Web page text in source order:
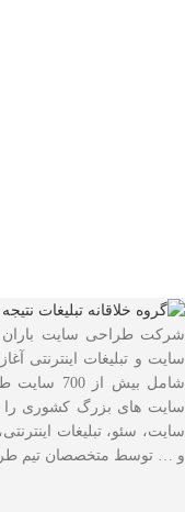
سایت و تبلیغات اینترنتی
شامل بیش
سایت های بزرگ کشوری را
سایت، سئو، تبلیغات
و … توسط متخصصان تیم